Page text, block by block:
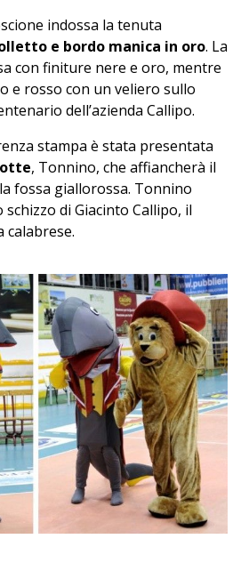
indossa la tenuta
e bordo manica in oro. La
con finiture nere e oro, mentre
e rosso con un veliero sullo
dell’azienda Callipo.
stampa è stata presentata
, Tonnino, che affiancherà il
fossa giallorossa. Tonnino
schizzo di Giacinto Callipo, il
calabrese.